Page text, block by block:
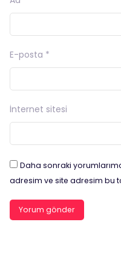
E-posta *
İnternet sitesi
Daha sonraki
adresim ve site adresim bu